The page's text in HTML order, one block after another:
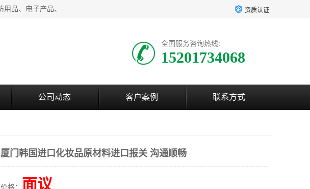
上海青禾贸易有限公司成立于2020年，注册地位于上海市宝山区。经营范围包括：机械设备、五金制品、劳防用品、电子产品、塑胶制品、家具、模具、纺织品、仪器仪表、建筑材料、装饰材料、化工产品、金属制品、机车配件等货物进出口报关、清关服务。 资质认证
全国服务咨询热线:
15201734068
公司动态 客户案例 联系方式
厦门韩国进口化妆品原材料进口报关 沟通顺畅
价格： 面议